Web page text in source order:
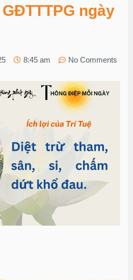
ngày
8:45 am No Comments